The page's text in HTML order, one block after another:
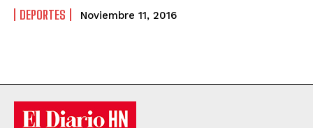
DEPORTES Noviembre 11, 2016